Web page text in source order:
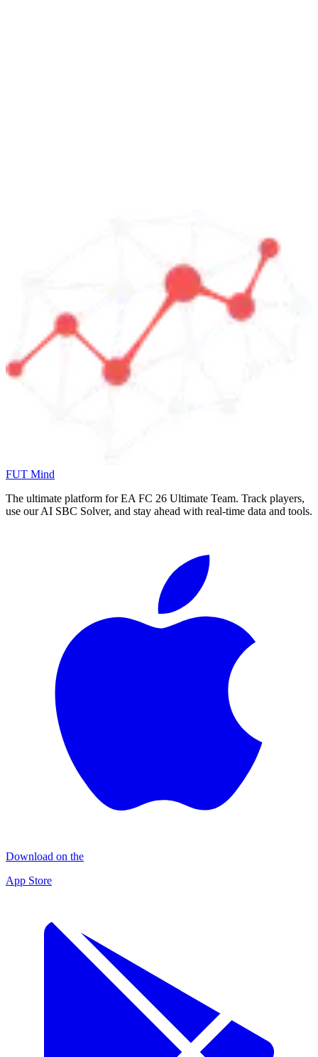
FUT Mind
The ultimate platform for EA FC 26 Ultimate Team. Track players,
use our AI SBC Solver, and stay ahead with real-time data and tools.
Download on the
App Store